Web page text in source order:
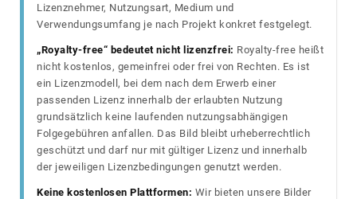
Lizenznehmer, Nutzungsart, Medium und
Verwendungsumfang je nach Projekt konkret festgelegt.
„Royalty-free“ bedeutet nicht lizenzfrei: Royalty-free heißt
nicht kostenlos, gemeinfrei oder frei von Rechten. Es ist
ein Lizenzmodell, bei dem nach dem Erwerb einer
passenden Lizenz innerhalb der erlaubten Nutzung
grundsätzlich keine laufenden nutzungsabhängigen
Folgegebühren anfallen. Das Bild bleibt urheberrechtlich
geschützt und darf nur mit gültiger Lizenz und innerhalb
der jeweiligen Lizenzbedingungen genutzt werden.
Keine kostenlosen Plattformen: Wir bieten unsere Bilder